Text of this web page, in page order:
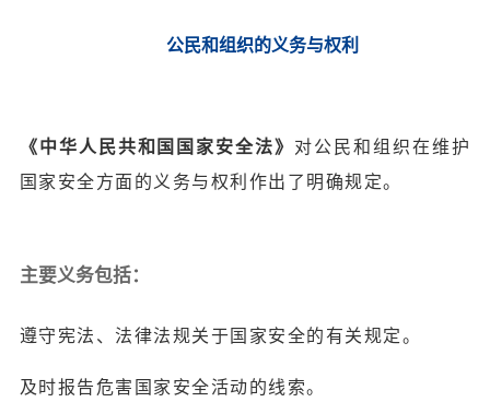
公民和组织的义务与权利
《中华人民共和国国家安全法》 对公民和组织在维护
国家安全方面的义务与权利作出了明确规定。
主要义务包括：
遵守宪法、法律法规关于国家安全的有关规定。
及时报告危害国家安全活动的线索。